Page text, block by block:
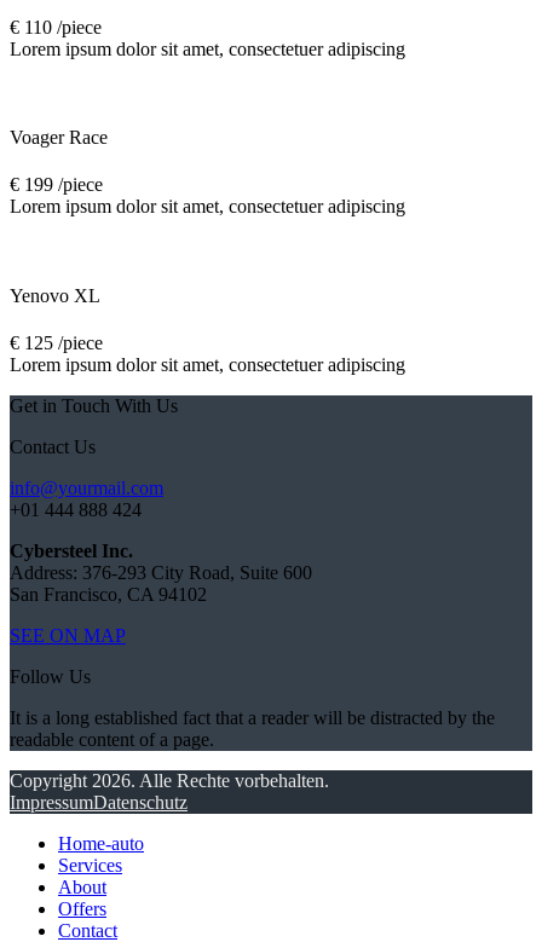
€ 110 /piece
Lorem ipsum dolor sit amet, consectetuer adipiscing
Voager Race
€ 199 /piece
Lorem ipsum dolor sit amet, consectetuer adipiscing
Yenovo XL
€ 125 /piece
Lorem ipsum dolor sit amet, consectetuer adipiscing
Get in Touch With Us
Contact Us
info@yourmail.com
+01 444 888 424
Cybersteel Inc.
Address: 376-293 City Road, Suite 600
San Francisco, CA 94102
SEE ON MAP
Follow Us
It is a long established fact that a reader will be distracted by the
readable content of a page.
Copyright 2026. Alle Rechte vorbehalten.
ImpressumDatenschutz
Home-auto
Services
About
Offers
Contact